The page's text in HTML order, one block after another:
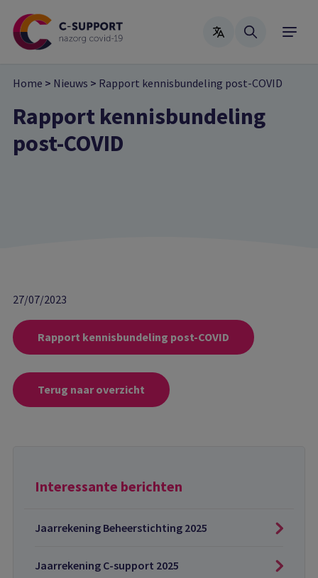
main
Home > Nieuws > Rapport kennisbundeling post-COVID
Rapport kennisbundeling
post-COVID
27/07/2023
Rapport kennisbundeling post-COVID
Terug naar overzicht
Interessante berichten
Jaarrekening Beheerstichting 2025
Jaarrekening C-support 2025